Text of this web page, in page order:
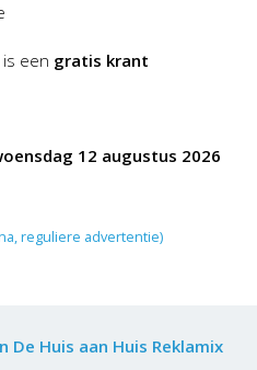
is een gratis krant
12 augustus 2026
reguliere advertentie)
Huis aan Huis Reklamix